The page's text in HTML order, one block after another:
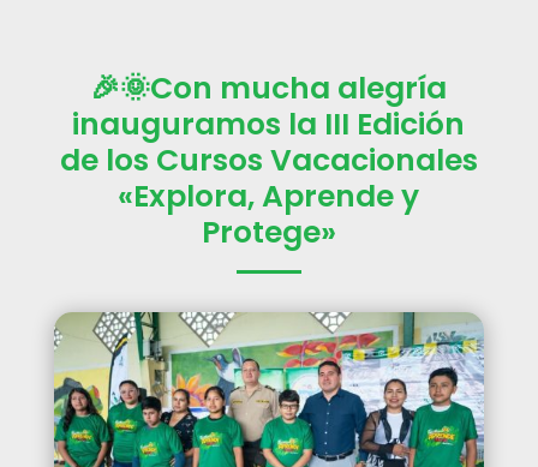
🎉🌞Con mucha alegría
inauguramos la III Edición
de los Cursos Vacacionales
«Explora, Aprende y
Protege»